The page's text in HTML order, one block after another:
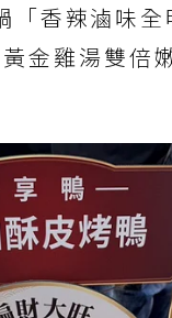
「香辣滷味全
金雞湯雙倍